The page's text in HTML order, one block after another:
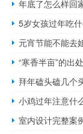
年底了怎么样回
5岁女孩过年吃
元宵节能不能去
“寒香半亩”的出
拜年磕头磕几个
小鸡过年注意什
室内设计完整案